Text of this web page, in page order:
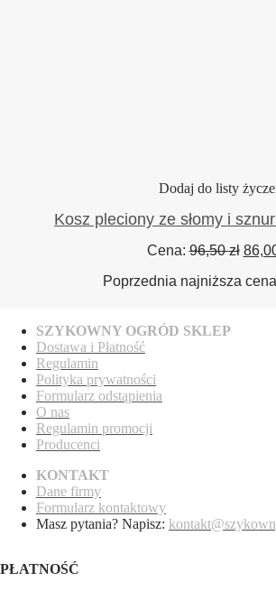
Dodaj do listy
Kosz pleciony ze słomy i
Cena:96,50zł
Poprzednia najniższa
SZYKOWNY OGRÓD SKLEP
Dostawa i Płatność
Regulamin
Polityka prywatności
Formularz odstąpienia
O nas
Regulamin promocji
Producenci
KONTAKT
Dane firmy
Formularz kontaktowy
Masz pytania? Napisz:
PŁATNOŚĆ